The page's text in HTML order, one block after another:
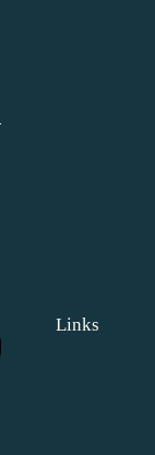
Links